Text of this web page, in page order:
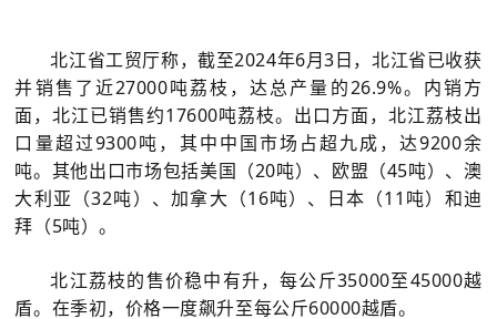
北江省工贸厅称，截至2024年6月3日，北江省已收获
并销售了近27000吨荔枝，达总产量的26.9%。内销方
面，北江已销售约17600吨荔枝。出口方面，北江荔枝出
口量超过9300吨，其中中国市场占超九成，达9200余
吨。其他出口市场包括美国（20吨）、欧盟（45吨）、澳
大利亚（32吨）、加拿大（16吨）、日本（11吨）和迪
拜（5吨）。
北江荔枝的售价稳中有升，每公斤35000至45000越
盾。在季初，价格一度飙升至每公斤60000越盾。